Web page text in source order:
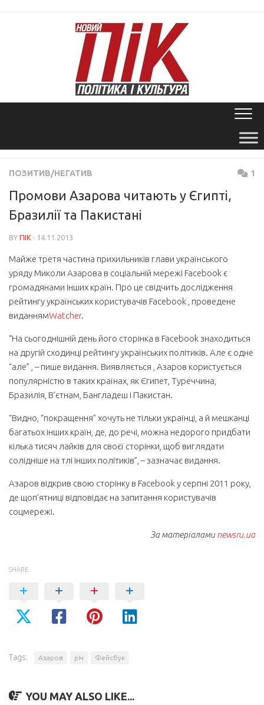
ПОЗИТИВ/НЕГАТИВ 1
Промови Азарова читають у Єгипті,
Бразилії та Пакистані
BY ПІК · 14.11.2013
Майже третя частина прихильників глави українського
уряду Миколи Азарова в соціальній мережі Facebook є
громадянами інших країн. Про це свідчить дослідження
рейтингу українських користувачів Facebook , проведене
виданнямWatcher.
“На сьогоднішній день його сторінка в Facebook знаходиться
на другій сходинці рейтингу українських політиків. Але є одне
“але” , – пише видання. Виявляється , Азаров користується
популярністю в таких країнах, як Єгипет, Туреччина,
Бразилія, В’єтнам, Бангладеш і Пакистан.
“Видно, “покращення” хочуть не тільки українці, а й мешканці
багатьох інших країн, де, до речі, можна недорого придбати
кілька тисяч лайків для своєї сторінки, щоб виглядати
солідніше на тлі інших політиків”, – зазначає видання.
Азаров відкрив свою сторінку в Facebook у серпні 2011 року,
де щоп’ятниці відповідає на запитання користувачів
соцмережі.
За матеріаламиnewsru.ua
SHARE
Tags: Азаров річ Фейсбук
YOU MAY ALSO LIKE...